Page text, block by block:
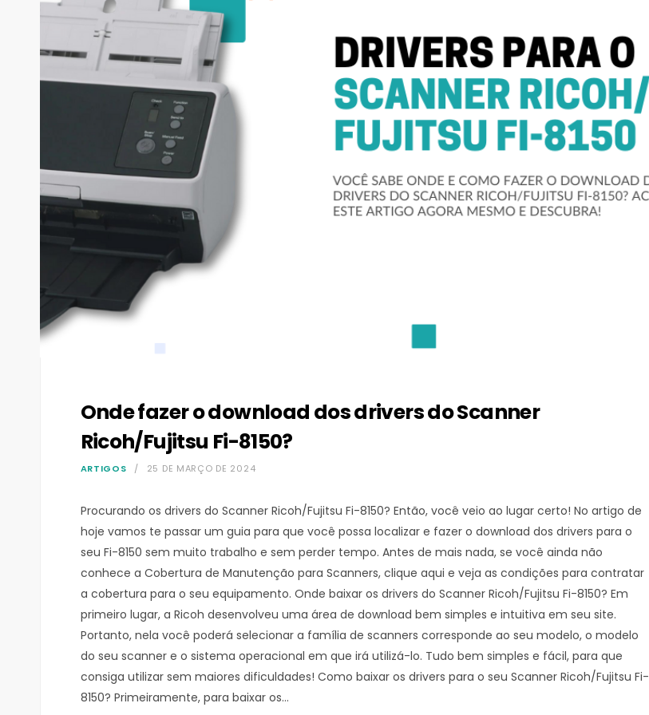
Onde fazer o download dos drivers do Scanner
Ricoh/Fujitsu Fi-8150?
ARTIGOS 25 DE MARÇO DE 2024
Procurando os drivers do Scanner Ricoh/Fujitsu Fi-8150? Então, você veio ao lugar certo! No artigo de
hoje vamos te passar um guia para que você possa localizar e fazer o download dos drivers para o
seu Fi-8150 sem muito trabalho e sem perder tempo. Antes de mais nada, se você ainda não
conhece a Cobertura de Manutenção para Scanners, clique aqui e veja as condições para contratar
a cobertura para o seu equipamento. Onde baixar os drivers do Scanner Ricoh/Fujitsu Fi-8150? Em
primeiro lugar, a Ricoh desenvolveu uma área de download bem simples e intuitiva em seu site.
Portanto, nela você poderá selecionar a família de scanners corresponde ao seu modelo, o modelo
do seu scanner e o sistema operacional em que irá utilizá-lo. Tudo bem simples e fácil, para que
consiga utilizar sem maiores dificuldades! Como baixar os drivers para o seu Scanner Ricoh/Fujitsu Fi-
8150? Primeiramente, para baixar os…